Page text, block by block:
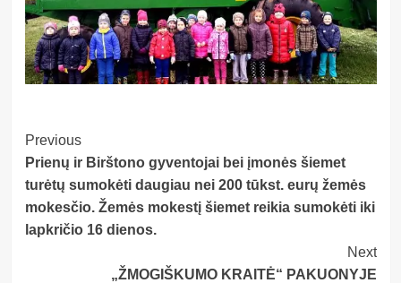
Post
Navigation
Previous
Prienų ir Birštono gyventojai bei įmonės šiemet
turėtų sumokėti daugiau nei 200 tūkst. eurų žemės
mokesčio. Žemės mokestį šiemet reikia sumokėti iki
lapkričio 16 dienos.
Next
„ŽMOGIŠKUMO KRAITĖ“ PAKUONYJE